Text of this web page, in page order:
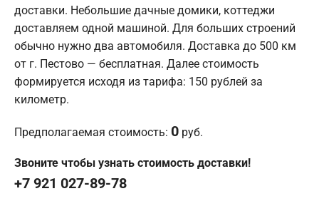
доставки. Небольшие дачные домики, коттеджи
доставляем одной машиной. Для больших строений
обычно нужно два автомобиля. Доставка до 500 км
от г. Пестово — бесплатная. Далее стоимость
формируется исходя из тарифа: 150 рублей за
километр.
Предполагаемая стоимость: 0 руб.
Звоните чтобы узнать стоимость доставки!
+7 921 027-89-78